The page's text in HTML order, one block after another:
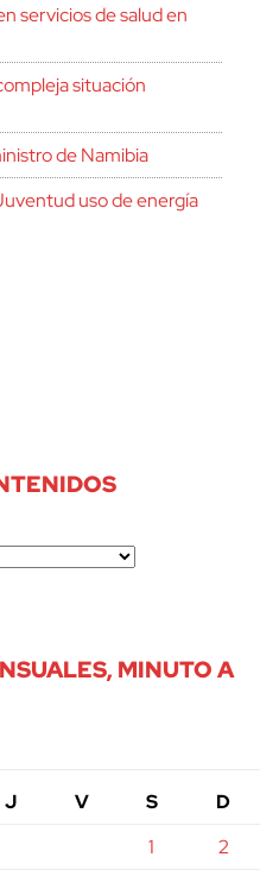
servicios de salud en
situación
de Namibia
uso de energía
MINUTO A
J V S
D
1
2